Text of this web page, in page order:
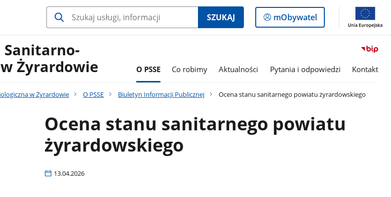
SZUKAJ
Logowanie
do
mObywatel
Żyrardowie
O PSSE Co robimy Aktualności Pytania i odpowiedzi Kontakt
w Żyrardowie O PSSE Biuletyn Informacji Publicznej Ocena stanu sanitarnego powiatu żyrardowskiego
Ocena stanu sanitarnego powiatu
żyrardowskiego
13.04.2026